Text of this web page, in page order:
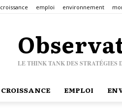
croissance emploi environnement
LE THINK TANK DES STRATÉGIES
CROISSANCE EMPLOI